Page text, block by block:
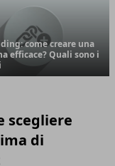
come creare una
efficace? Quali sono i
scegliere
di